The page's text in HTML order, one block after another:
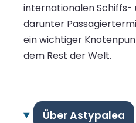
internationalen Schiffs-
darunter
ein wichtiger
dem Rest der Welt.
Über Astypalea